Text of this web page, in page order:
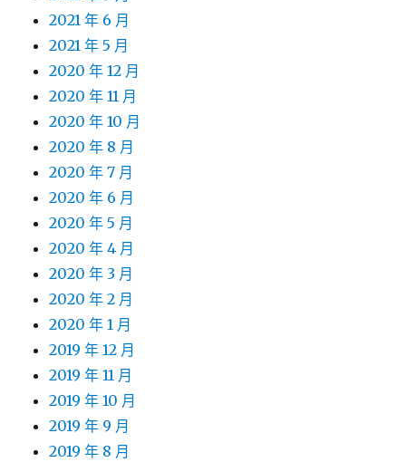
2021 年 6 月
2021 年 5 月
2020 年 12 月
2020 年 11 月
2020 年 10 月
2020 年 8 月
2020 年 7 月
2020 年 6 月
2020 年 5 月
2020 年 4 月
2020 年 3 月
2020 年 2 月
2020 年 1 月
2019 年 12 月
2019 年 11 月
2019 年 10 月
2019 年 9 月
2019 年 8 月